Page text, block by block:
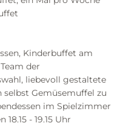
Kinderbuffet am
der
liebevoll gestaltete
Gemüsemuffel zu
im Spielzimmer
18.15 - 19.15 Uhr